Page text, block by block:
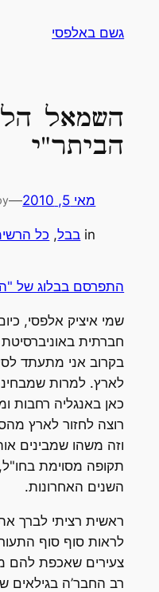
לתוכןגשם באלפסי
השמאל
הביתר"י
מאי 5, 2010 —
in בבל, כל
התפרסם בבלוג של
שמי איציק אלפסי,
חברתית
בקרוב אני מתעתד
לארץ. למרות
כאן באנגליה רחבות
רוצה לחזור לארץ
וזה משהו שמבינים
תקופה מסוימת
השנים האחרונות.
ראשית רציתי לברך
לראות סוף סוף
צעירים שאכפת להם
רב החבר’ה בגילאים